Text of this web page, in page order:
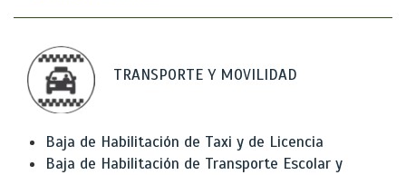
TRANSPORTE Y MOVILIDAD
Baja de Habilitación de Taxi y de Licencia
Baja de Habilitación de Transporte Escolar y